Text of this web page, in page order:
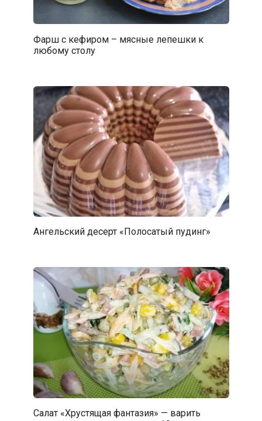
Фарш с кефиром – мясные лепешки к
любому столу
Ангельский десерт «Полосатый пудинг»
Салат «Хрустящая фантазия» — варить